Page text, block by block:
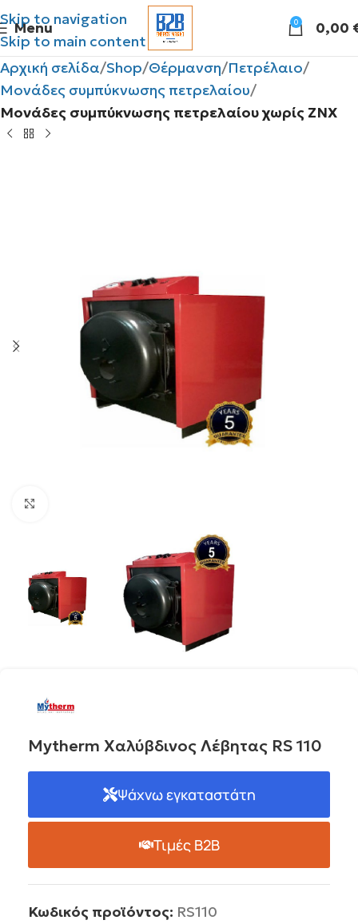
Skip to navigation
Skip to main content
Menu 0 0,00
Αρχική σελίδα Shop Θέρμανση Πετρέλαιο
Μονάδες συμπύκνωσης πετρελαίου
Μονάδες συμπύκνωσης πετρελαίου χωρίς ΖΝΧ
Mytherm Χαλύβδινος Λέβητας RS 110
Ψάχνω εγκαταστάτη
Τιμές B2B
Κωδικός προϊόντος: RS110